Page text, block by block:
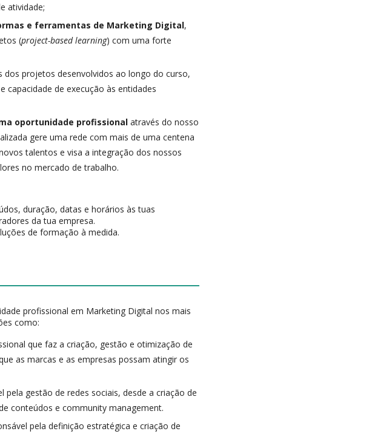
atividade;
e ferramentas de Marketing Digital,
(project-based learning) com uma forte
dos projetos desenvolvidos ao longo do curso,
capacidade de execução às entidades
oportunidade profissional através do nosso
gere uma rede com mais de uma centena
talentos e visa a integração dos nossos
no mercado de trabalho.
duração, datas e horários às tuas
da tua empresa.
de formação à medida.
profissional em Marketing Digital nos mais
como:
que faz a criação, gestão e otimização de
as marcas e as empresas possam atingir os
pela gestão de redes sociais, desde a criação de
conteúdos e community management.
pela definição estratégica e criação de